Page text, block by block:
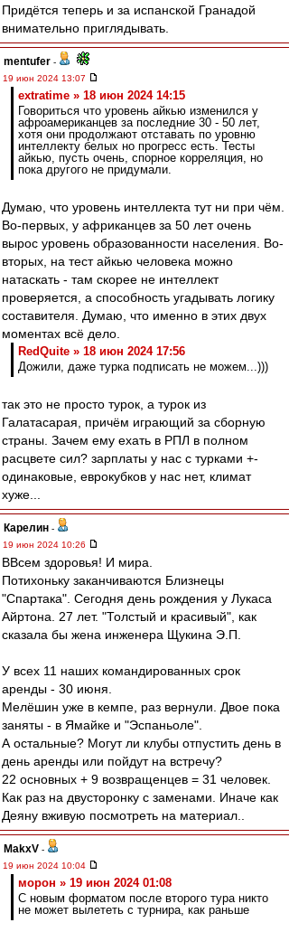
Придётся теперь и за испанской Гранадой
внимательно приглядывать.
mentufer -
19 июн 2024 13:07
extratime » 18 июн 2024 14:15
Говориться что уровень айкью изменился у
афроамериканцев за последние 30 - 50 лет,
хотя они продолжают отставать по уровню
интеллекту белых но прогресс есть. Тесты
айкью, пусть очень, спорное корреляция, но
пока другого не придумали.
Думаю, что уровень интеллекта тут ни при чём.
Во-первых, у африканцев за 50 лет очень
вырос уровень образованности населения. Во-
вторых, на тест айкью человека можно
натаскать - там скорее не интеллект
проверяется, а способность угадывать логику
составителя. Думаю, что именно в этих двух
моментах всё дело.
RedQuite » 18 июн 2024 17:56
Дожили, даже турка подписать не можем...)))
так это не просто турок, а турок из
Галатасарая, причём играющий за сборную
страны. Зачем ему ехать в РПЛ в полном
расцвете сил? зарплаты у нас с турками +-
одинаковые, еврокубков у нас нет, климат
хуже...
Карелин -
19 июн 2024 10:26
ВВсем здоровья! И мира.
Потихоньку заканчиваются Близнецы
"Спартака". Сегодня день рождения у Лукаса
Айртона. 27 лет. "Толстый и красивый", как
сказала бы жена инженера Щукина Э.П.
У всех 11 наших командированных срок
аренды - 30 июня.
Мелёшин уже в кемпе, раз вернули. Двое пока
заняты - в Ямайке и "Эспаньоле".
А остальные? Могут ли клубы отпустить день в
день аренды или пойдут на встречу?
22 основных + 9 возвращенцев = 31 человек.
Как раз на двусторонку с заменами. Иначе как
Деяну вживую посмотреть на материал..
MakxV -
19 июн 2024 10:04
морон » 19 июн 2024 01:08
С новым форматом после второго тура никто
не может вылететь с турнира, как раньше